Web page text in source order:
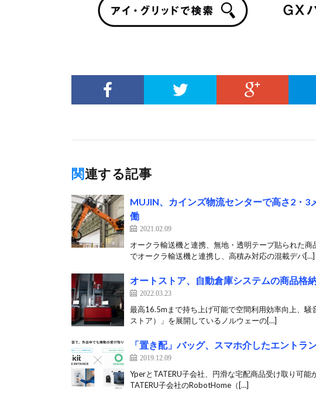
関連する記事
MUJIN、カインズ物流センターで高さ2・
働
2021.02.09
オークラ輸送機と連携、無地・透明テープ貼られた
でオークラ輸送機と連携し、高積み対応の混載デパ[…]
オートストア、自動倉庫システムの商品格
2022.03.23
最高16.5mまで持ち上げ可能で空間利用効率向上、
ストア）」を展開しているノルウェーの[…]
「置き配」バッグ、スマホ介したエント
2019.12.09
YperとTATERU子会社、円滑な宅配商品受け取り可
TATERU子会社のRobotHome（[…]